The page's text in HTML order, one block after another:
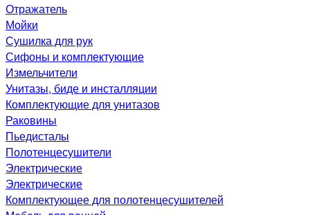
Отражатель
Мойки
Сушилка для рук
Сифоны и комплектующие
Измельчители
Унитазы, биде и инсталляции
Комплектующие для унитазов
Раковины
Пьедисталы
Полотенцесушители
Электрические
Электрические
Комплектующее для полотенцесушителей